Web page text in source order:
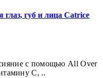
губ и лица Catrice
с помощью All Over
С, ..